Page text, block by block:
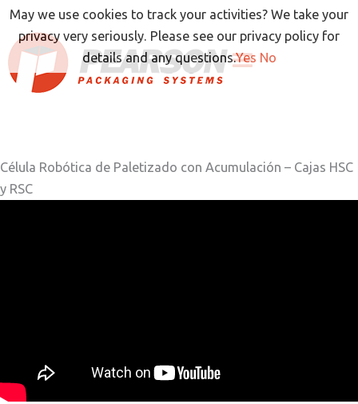
contenido
Célula Robótica de Paletizado con Acumulación – Cajas HSC
y RSC
May we use cookies to track your activities? We take your
privacy very seriously. Please see our privacy policy for
details and any questions.Yes No